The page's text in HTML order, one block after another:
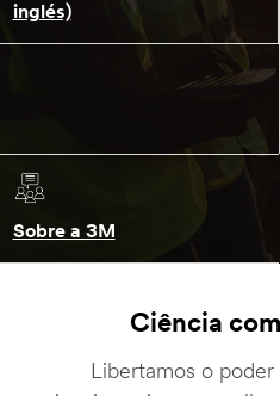
inglés)
Sobre a 3M
Ciência
Libertamos o poder